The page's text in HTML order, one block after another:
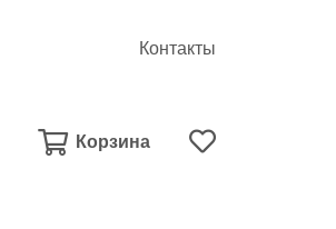
Контакты
Корзина